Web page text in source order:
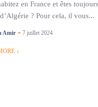
en France et êtes
? Pour cela, il vous...
Amir 7 juillet 2024